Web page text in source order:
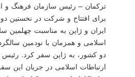
تركمان – رئیس سازمان فرهنگ و
ایران و ژاپن به مناسبت چهلمین
اسلامی و همزمان با نودمین
دو كشور، به ژاپن سفر كرد.
ارتباطات اسلامی در جریان این